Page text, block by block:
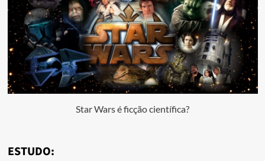
Star Wars é ficção científica?
ESTUDO: